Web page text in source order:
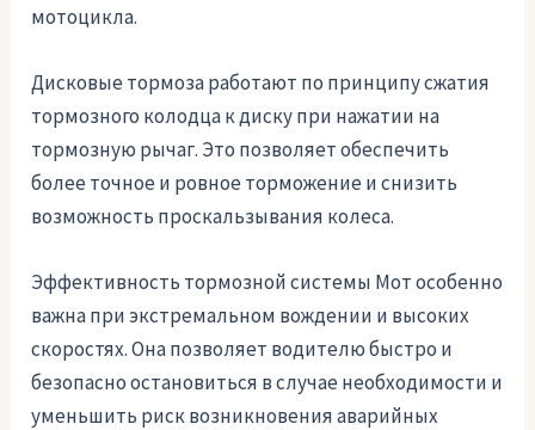
мотоцикла.
Дисковые тормоза работают по принципу сжатия
тормозного колодца к диску при нажатии на
тормозную рычаг. Это позволяет обеспечить
более точное и ровное торможение и снизить
возможность проскальзывания колеса.
Эффективность тормозной системы Мот особенно
важна при экстремальном вождении и высоких
скоростях. Она позволяет водителю быстро и
безопасно остановиться в случае необходимости и
уменьшить риск возникновения аварийных